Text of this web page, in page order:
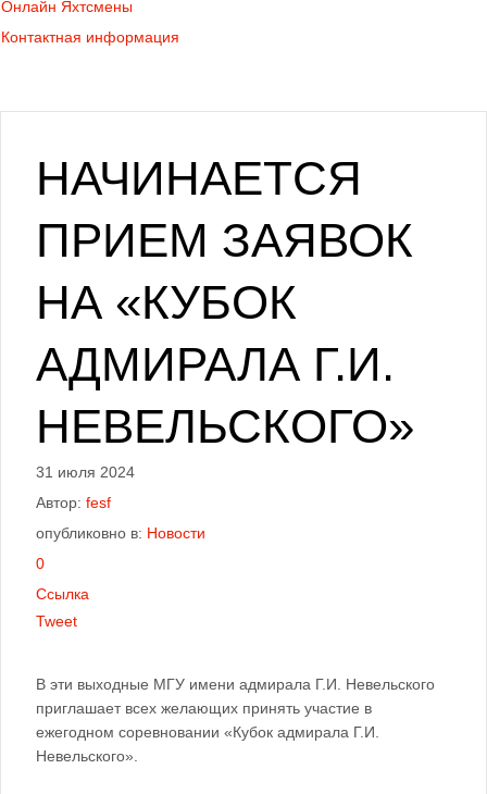
Онлайн Яхтсмены
Контактная информация
НАЧИНАЕТСЯ
ПРИЕМ ЗАЯВОК
НА «КУБОК
АДМИРАЛА Г.И.
НЕВЕЛЬСКОГО»
31 июля 2024
Автор: fesf
опубликовно в: Новости
0
Ссылка
Tweet
В эти выходные МГУ имени адмирала Г.И. Невельского
приглашает всех желающих принять участие в
ежегодном соревновании «Кубок адмирала Г.И.
Невельского».